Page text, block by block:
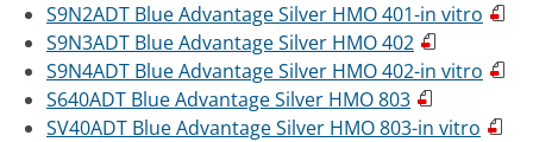
S9N2ADT Blue Advantage Silver HMO 401-in vitro
S9N3ADT Blue Advantage Silver HMO 402
S9N4ADT Blue Advantage Silver HMO 402-in vitro
S640ADT Blue Advantage Silver HMO 803
SV40ADT Blue Advantage Silver HMO 803-in vitro